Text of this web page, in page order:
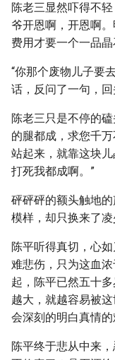
陈老三显然吓得不
爷开恩啊，开恩啊
费用才要一个一品
“你那个废物儿子要
话，反问了一句，
陈老三只是不停的
的腿都成，求您千
站起来，就靠这块
打死我都成啊。”
砰砰砰的额头触地
模样，却只换来了凌
陈平听得真切，心
难悲伤，只为这血
起，陈平已然五十
越大，就越容易被
会深刻的明白真情的
陈平终于悲从中来